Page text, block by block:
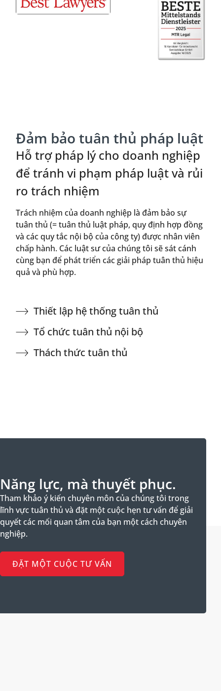
Đảm bảo tuân thủ pháp luật
Hỗ trợ pháp lý cho doanh nghiệp
để tránh vi phạm pháp luật và rủi
ro trách nhiệm
Trách nhiệm của doanh nghiệp là đảm bảo sự
tuân thủ (= tuân thủ luật pháp, quy định hợp đồng
và các quy tắc nội bộ của công ty) được nhân viên
chấp hành. Các luật sư của chúng tôi sẽ sát cánh
cùng bạn để phát triển các giải pháp tuân thủ hiệu
quả và phù hợp.
Thiết lập hệ thống tuân thủ
Tổ chức tuân thủ nội bộ
Thách thức tuân thủ
Năng lực, mà thuyết phục.
Tham khảo ý kiến chuyên môn của chúng tôi trong
lĩnh vực tuân thủ và đặt một cuộc hẹn tư vấn để giải
quyết các mối quan tâm của bạn một cách chuyên
nghiệp.
ĐẶT MỘT CUỘC TƯ VẤN